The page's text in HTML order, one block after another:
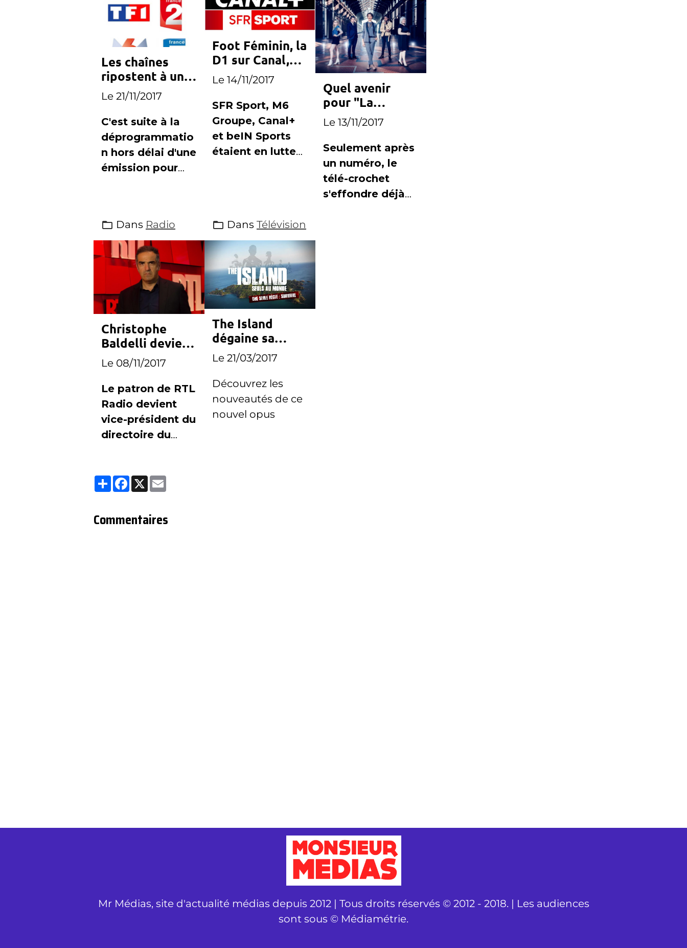
Les chaînes
ripostent à une
programmation
imprévue de
Canal+
Le 21/11/2017
C'est suite à la
déprogrammatio
n hors délai d'une
émission pour
attiré les foudres
des chaînes
concurrentes
Foot Féminin, la
D1 sur Canal,
les Bleues
filent sur M6
Le 14/11/2017
SFR Sport, M6
Groupe, Canal+
et beIN Sports
étaient en lutte
du football
féminin à la
télévision.
Quel avenir
pour "La
Nouvelle Star" ?
Le 13/11/2017
Seulement après
un numéro, le
télé-crochet
s'effondre déjà
Dans Radio
Christophe
Baldelli devient
vice-président
du directoire du
groupe M6
Le 08/11/2017
Le patron de RTL
Radio devient
vice-président du
directoire du
radio et de
Dans Télévision
The Island
dégaine sa
troisième
saison
Le 21/03/2017
Découvrez les
nouveautés de ce
nouvel opus
Partager
Facebook
X
Commentaires
Mr Médias, site d'actualité médias depuis 2012 | Tous droits réservés © 2012 - 2018. | Les audiences
sont sous © Médiamétrie.